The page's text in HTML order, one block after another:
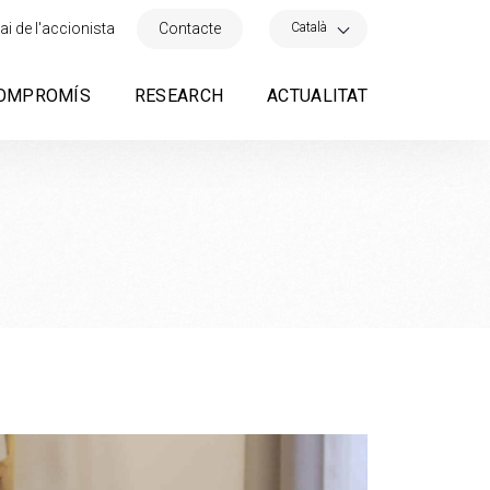
de l'accionista Contacte Català
RESEARCH ACTUALITAT